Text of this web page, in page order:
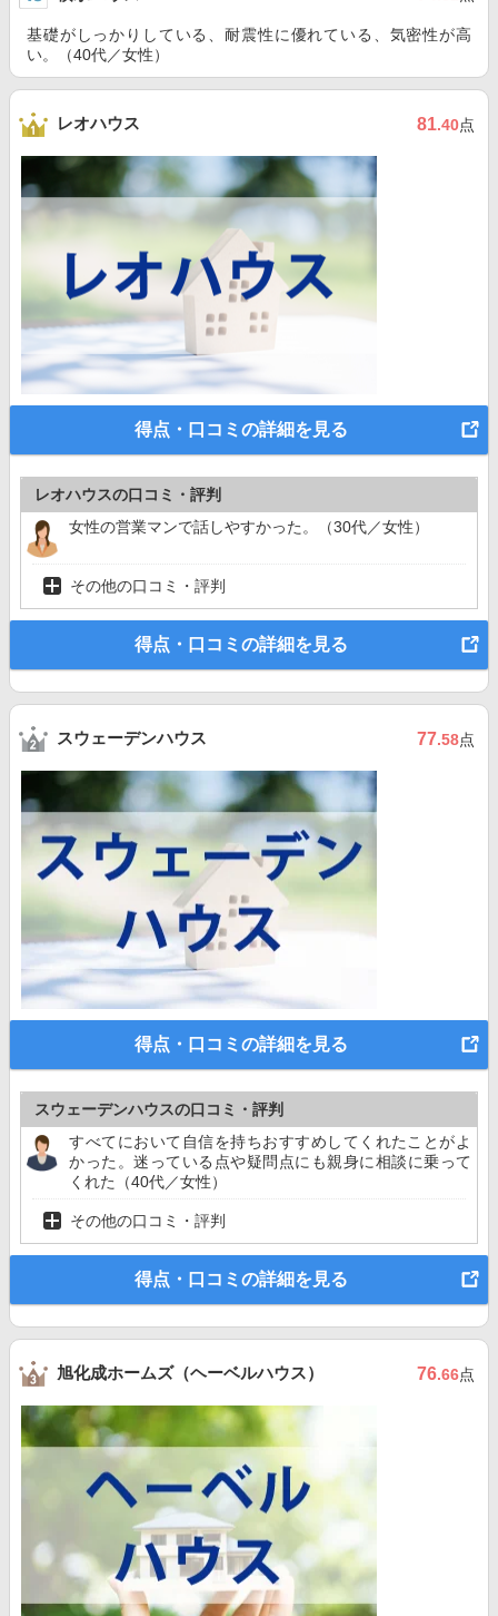
基礎がしっかりしている、耐震性に優れている、気密性が高
い。（40代／女性）
レオハウス 81.40点
得点・口コミの詳細を見る
レオハウスの口コミ・評判
女性の営業マンで話しやすかった。（30代／女性）
その他の口コミ・評判
得点・口コミの詳細を見る
スウェーデンハウス 77.58点
得点・口コミの詳細を見る
スウェーデンハウスの口コミ・評判
すべてにおいて自信を持ちおすすめしてくれたことがよ
かった。迷っている点や疑問点にも親身に相談に乗って
くれた（40代／女性）
その他の口コミ・評判
得点・口コミの詳細を見る
旭化成ホームズ（ヘーベルハウス） 76.66点